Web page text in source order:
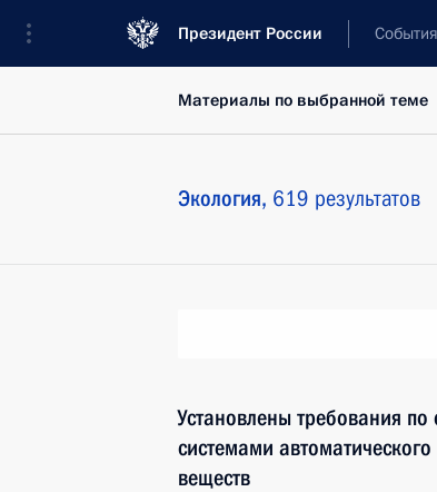
Президент России События
Материалы по выбранной теме
Экология, 619 результатов
Установлены требования
системами
веществ